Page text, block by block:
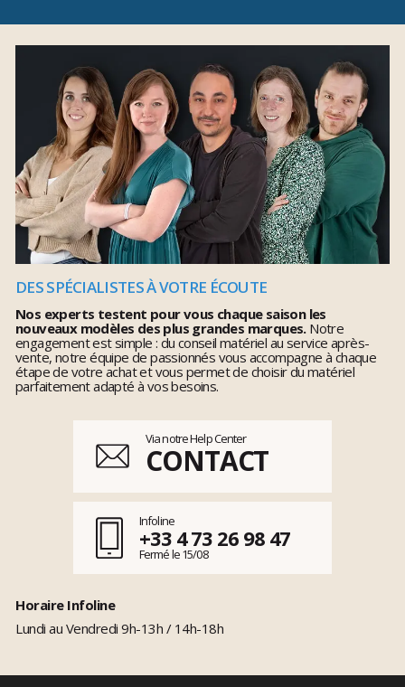
DES SPÉCIALISTES À VOTRE ÉCOUTE
Nos experts testent pour vous chaque saison les
nouveaux modèles des plus grandes marques.Notre
engagement est simple : du conseil matériel au service après-
vente, notre équipe de passionnés vous accompagne à chaque
étape de votre achat et vous permet de choisir du matériel
parfaitement adapté à vos besoins.
Via notre Help Center
CONTACT
Infoline
+33 4 73 26 98 47
Fermé le 15/08
Horaire Infoline
Lundi au Vendredi 9h-13h / 14h-18h